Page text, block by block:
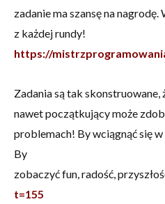
zadanie ma szansę na
z każdej rundy!
https://
Zadania są tak skonstruowane,
nawet początkujący może
problemach! By wciągnąć się
By
zobaczyć fun, radość,
t=155